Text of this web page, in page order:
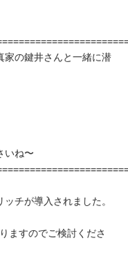
家の鍵井さんと一緒に潜
いね〜
チが導入されました。
ますのでご検討くださ